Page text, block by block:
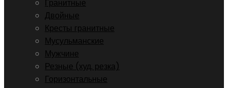
Гранитные
Двойные
Кресты гранитные
Мусульманские
Мужчине
Резные (худ. резка)
Горизонтальные